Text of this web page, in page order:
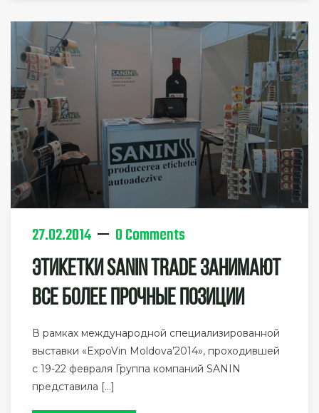
27.02.2014 0 Comments
Этикетки SANIN TRADE Занимают
Все Более Прочные Позиции
В рамках международной специализированной
выставки «ExpoVin Moldova’2014», проходившей
с 19-22 февраля Группа компаний SANIN
представила […]